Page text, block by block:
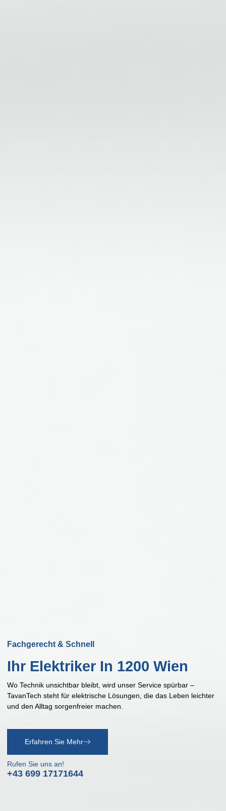
Fachgerecht & Schnell
Ihr Elektriker In 1200 Wien
Wo Technik unsichtbar bleibt, wird unser Service spürbar –
TavanTech steht für elektrische Lösungen, die das Leben leichter
und den Alltag sorgenfreier machen.
Erfahren Sie Mehr
Rufen Sie uns an!
+43 699 17171644